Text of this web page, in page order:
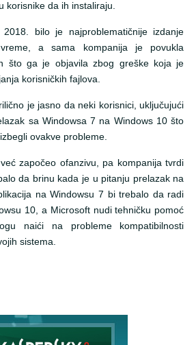
korisnike da ih instaliraju.
bilo je najproblematičnije izdanje
a sama kompanija je povukla
što ga je objavila zbog greške koja je
korisničkih fajlova.
je jasno da neki korisnici, uključujući
sa Windowsa 7 na Windows 10 što
ovakve probleme.
započeo ofanzivu, pa kompanija tvrdi
da brinu kada je u pitanju prelazak na
na Windowsu 7 bi trebalo da radi
10, a Microsoft nudi tehničku pomoć
naići na probleme kompatibilnosti
sistema.